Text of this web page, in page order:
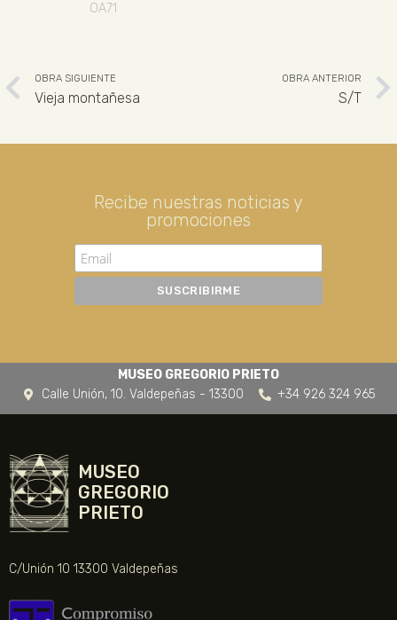
OA71
OBRA SIGUIENTE
Vieja montañesa
OBRA ANTERIOR
S/T
Recibe nuestras noticias y
promociones
MUSEO GREGORIO PRIETO
Calle Unión, 10. Valdepeñas - 13300
+34 926 324 965
MUSEO
GREGORIO
PRIETO
C/Unión 10 13300 Valdepeñas